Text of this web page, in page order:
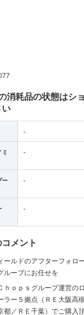
消耗品の状態はシ
-
-
ー
-
-
メント
ールドのアフターフォロ
ループにお任せを
ｈｏｐｓグループ運営の
ラー５拠点（ＲＥ大阪高
都／ＲＥ千葉）でご購入